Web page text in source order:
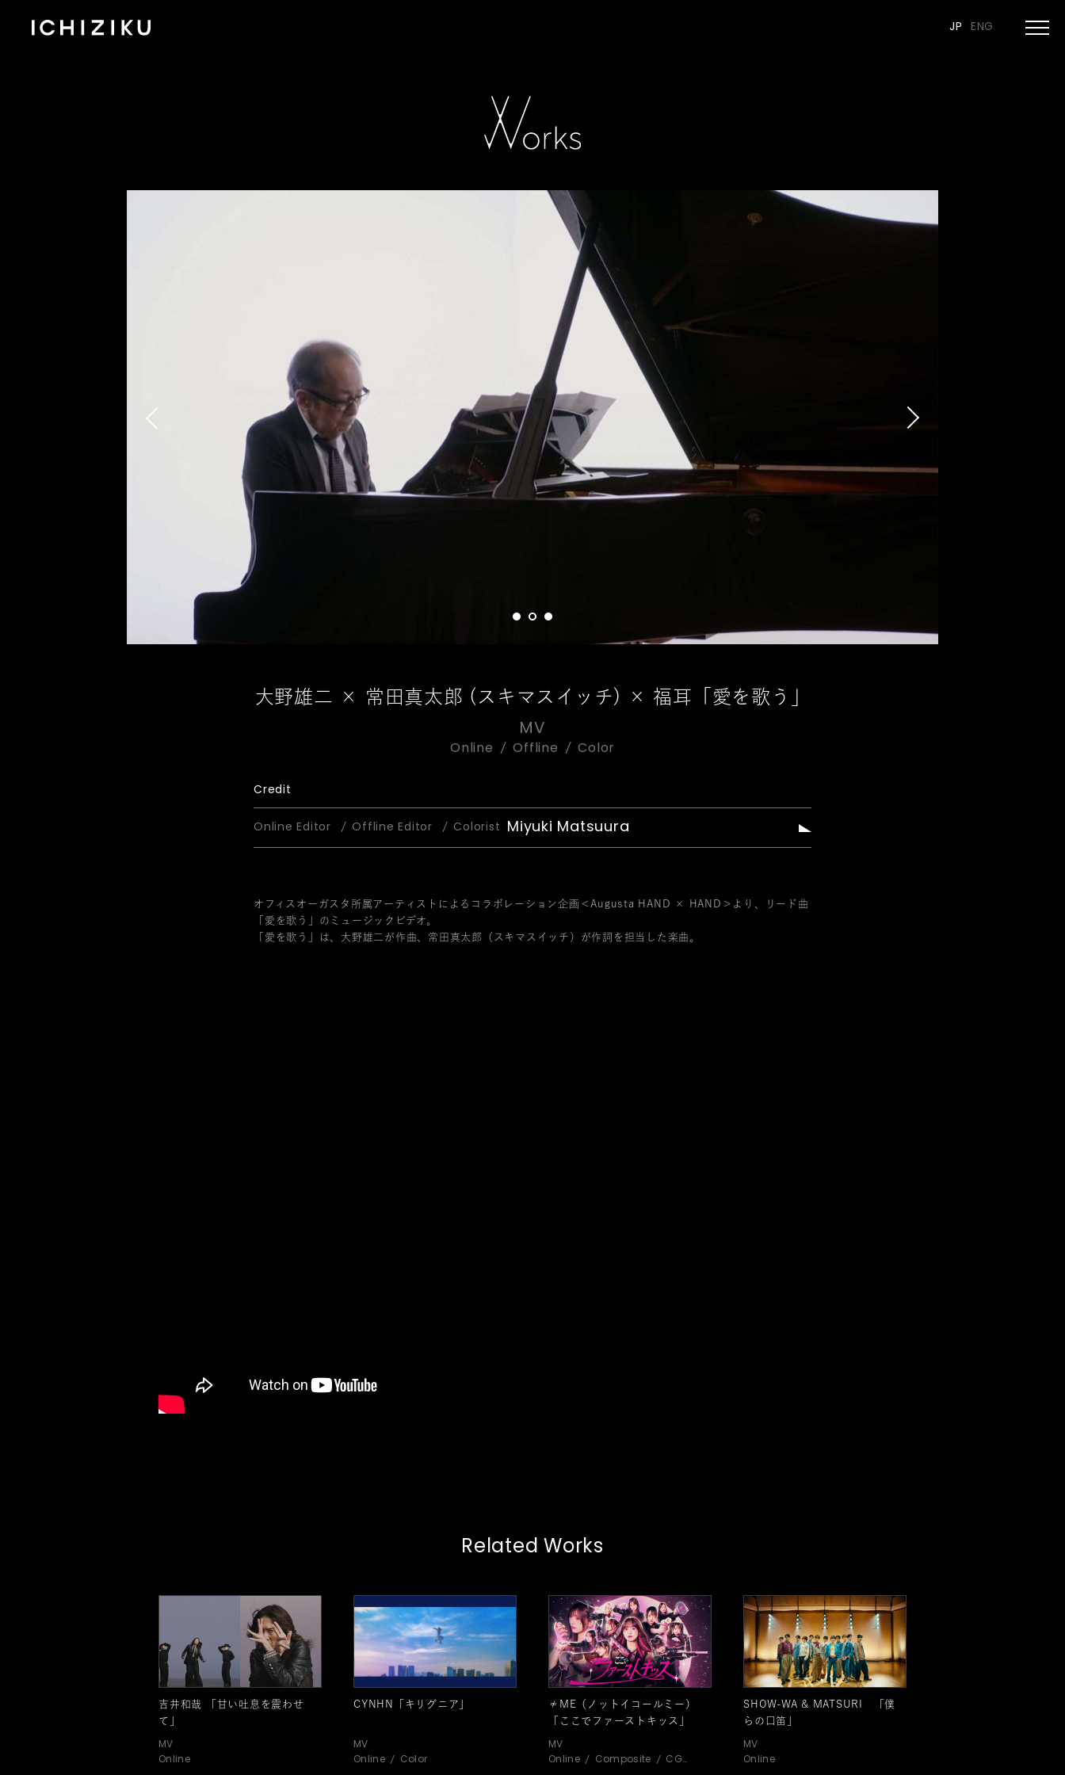
JP ENG
大野雄二 × 常田真太郎 (スキマスイッチ) × 福耳「愛を歌う」
MV
Online Offline Color
Credit
Online Editor Offline Editor Colorist Miyuki Matsuura
オフィスオーガスタ所属アーティストによるコラボレーション企画＜Augusta HAND × HAND＞より、リード曲
「愛を歌う」のミュージックビデオ。
「愛を歌う」は、大野雄二が作曲、常田真太郎（スキマスイッチ）が作詞を担当した楽曲。
Related Works
吉井和哉 「甘い吐息を震わせ
て」
MV
Online
CYNHN「キリグニア」
MV
Online
Color
≠ME（ノットイコールミー）
「ここでファーストキッス」
MV
Online
Composite
CG
SHOW-WA & MATSURI 「僕
らの口笛」
MV
Online